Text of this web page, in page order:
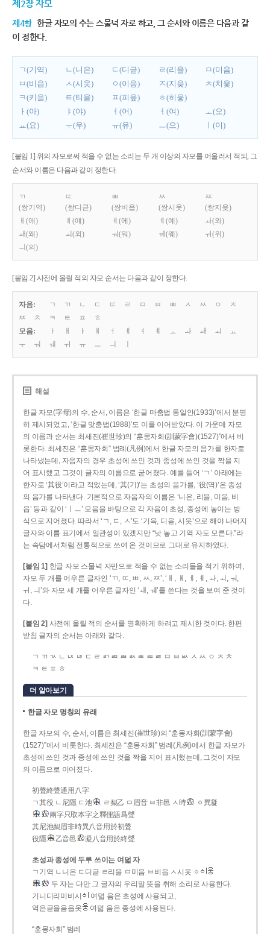
제2장 자모
제4항 한글 자모의 수는 스물넉 자로 하고, 그 순서와 이름은 다음과 같
이 정한다.
ㄱ(기역) ㄴ(니은) ㄷ(디귿) ㄹ(리을)
ㅁ(미음)
ㅂ(비읍)
ㅅ(시옷) ㅇ(이응) ㅈ(지읒)
ㅊ(치읓)
ㅋ(키읔)
ㅌ(티읕) ㅍ(피읖)
ㅎ(히읗)
ㅏ(아)
ㅑ(야) ㅓ(어) ㅕ(여)
ㅗ(오)
ㅛ(요)
ㅜ(우) ㅠ(유) ㅡ(으) ㅣ(이)
[붙임 1] 위의 자모로써 적을 수 없는 소리는 두 개 이상의 자모를 어울러서 적되, 그
순서와 이름은 다음과 같이 정한다.
ㄲ
(쌍기역)
ㄸ
(쌍디귿)
ㅃ
(쌍비읍)
ㅆ
(쌍시옷)
ㅉ
(쌍지읒)
ㅐ(애)
ㅒ(얘) ㅔ(에) ㅖ(예)
ㅘ(와)
ㅙ(왜)
ㅚ(외) ㅝ(워) ㅞ(웨)
ㅟ(위)
ㅢ(의)
[붙임 2] 사전에 올릴 적의 자모 순서는 다음과 같이 정한다.
자음: ㄱ ㄲ ㄴ ㄷ ㄸ ㄹ ㅁ ㅂ ㅃ ㅅ ㅆ ㅇ
ㅈ
ㅉ
ㅊ ㅋ ㅌ ㅍ
ㅎ
모음:
ㅏ ㅐ ㅑ ㅒ ㅓ ㅔ ㅕ ㅖ ㅗ ㅘ ㅙ ㅚ
ㅛ
ㅜ
ㅝ ㅞ ㅟ ㅠ ㅡ ㅢ
해설
한글 자모(字母)의 수, 순서, 이름은 ‘한글 마춤법 통일안(1933)’에서 분명
히 제시되었고, ‘한글 맞춤법(1988)’도 이를 이어받았다. 이 가운데 자모
의 이름과 순서는 최세진(崔世珍)의 “훈몽자회(訓蒙字會)(1527)”에서 비
롯한다. 최세진은 “훈몽자회” 범례(凡例)에서 한글 자모의 음가를 한자로
나타냈는데, 자음자의 경우 초성에 쓰인 것과 종성에 쓰인 것을 짝을 지
어 표시했고 그것이 글자의 이름으로 굳어졌다. 예를 들어 ‘ㄱ’ 아래에는
한자로 ‘其役’이라고 적었는데, ‘其(기)’는 초성의 음가를, ‘役(역)’은 종성
의 음가를 나타낸다. 기본적으로 자음자의 이름은 ‘니은, 리을, 미음, 비
읍’ 등과 같이 ‘ㅣㅡ’ 모음을 바탕으로 각 자음이 초성, 종성에 놓이는 방
식으로 지어졌다. 따라서 ‘ㄱ, ㄷ, ㅅ’도 ‘기윽, 디읃, 시읏’으로 해야 나머지
글자와 이름 표기에서 일관성이 있겠지만 “낫 놓고 기역 자도 모른다.”라
는 속담에서처럼 전통적으로 쓰여 온 것이므로 그대로 유지하였다.
[붙임 1] 한글 자모 스물넉 자만으로 적을 수 없는 소리들을 적기 위하여,
자모 두 개를 어우른 글자인 ‘ㄲ, ㄸ, ㅃ, ㅆ, ㅉ’, ‘ㅐ, ㅒ, ㅔ, ㅖ, ㅘ, ㅚ, ㅝ,
ㅟ, ㅢ’와 자모 세 개를 어우른 글자인 ‘ㅙ, ㅞ’를 쓴다는 것을 보여 준 것이
다.
[붙임 2] 사전에 올릴 적의 순서를 명확하게 하려고 제시한 것이다. 한편
받침 글자의 순서는 아래와 같다.
ㄱ ㄲ ㄳ ㄴ ㄵ ㄶ ㄷ ㄹ ㄺ ㄻ ㄼ ㄽ ㄾ ㄿ ㅀ ㅁ ㅂ ㅄ ㅅ ㅆ ㅇ ㅈ ㅊ
ㅋ ㅌ ㅍ ㅎ
더 알아보기
한글 자모 명칭의 유래
한글 자모의 수, 순서, 이름은 최세진(崔世珍)의 “훈몽자회(訓蒙字會)
(1527)”에서 비롯한다. 최세진은 “훈몽자회” 범례(凡例)에서 한글 자모가
초성에 쓰인 것과 종성에 쓰인 것을 짝을 지어 표시했는데, 그것이 자모
의 이름으로 이어졌다.
初聲終聲通用八字
ㄱ其役 ㄴ尼隱 ㄷ池
ㄹ梨乙 ㅁ眉音 ㅂ非邑 ㅅ時
ㆁ異凝
兩字只取本字之釋俚語爲聲
其尼池梨眉非時異八音用於初聲
役隱
乙音邑 凝八音用於終聲
초성과 종성에 두루 쓰이는 여덟 자
ㄱ기역 ㄴ니은 ㄷ디귿 ㄹ리을 ㅁ미음 ㅂ비읍 ㅅ시옷 ㆁ
두 자는 다만 그 글자의 우리말 뜻을 취해 소리로 사용한다.
기니디리미비시
여덟 음은 초성에 사용되고,
역은귿을음읍옷
여덟 음은 종성에 사용된다.
“훈몽자회” 범례